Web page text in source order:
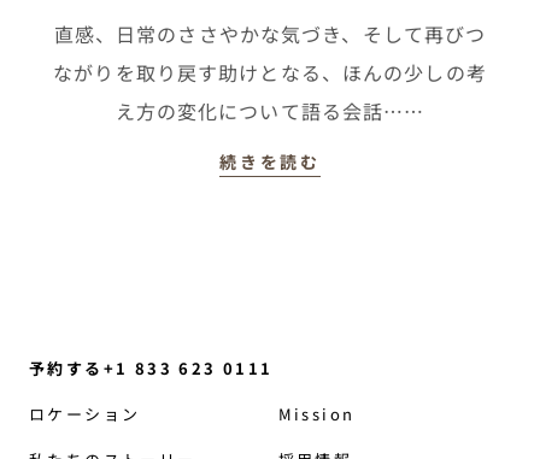
直感、日常のささやかな気づき、そして再びつ
ながりを取り戻す助けとなる、ほんの少しの考
え方の変化について語る会話……
続きを読む
予約する+1 833 623 0111
ロケーション
Mission